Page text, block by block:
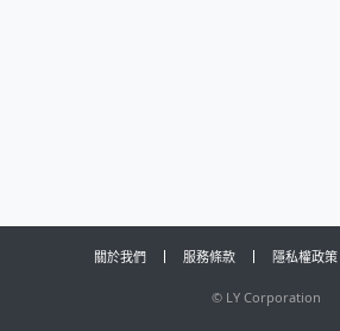
關於我們 服務條款 隱私權政策
© LY Corporation